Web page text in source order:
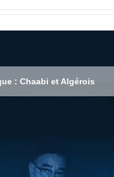
: Chaabi et Algérois